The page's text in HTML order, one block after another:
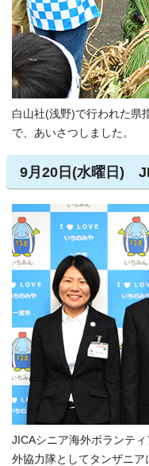
白山社(浅野)で行われた県
で、あいさつしました。
9月20日(水曜日)
JICAシニア海外ボランテ
外協力隊としてタンザニ